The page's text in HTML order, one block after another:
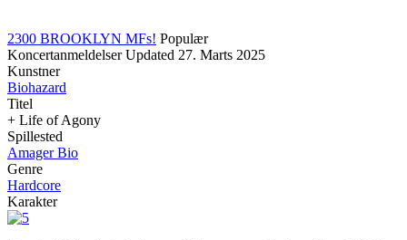
2300 BROOKLYN MFs! Populær
Koncertanmeldelser Updated 27. Marts 2025
Kunstner
Biohazard
Titel
+ Life of Agony
Spillested
Amager Bio
Genre
Hardcore
Karakter